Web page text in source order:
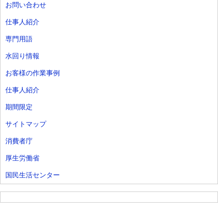
お問い合わせ
仕事人紹介
専門用語
水回り情報
お客様の作業事例
仕事人紹介
期間限定
サイトマップ
消費者庁
厚生労働省
国民生活センター